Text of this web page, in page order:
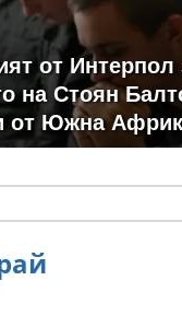
от Интерпол
на Стоян
от Южна